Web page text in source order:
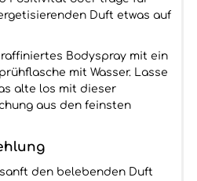
Duft etwas auf
Bodyspray mit ein
mit Wasser. Lasse
alte los mit dieser
aus den feinsten
den belebenden Duft